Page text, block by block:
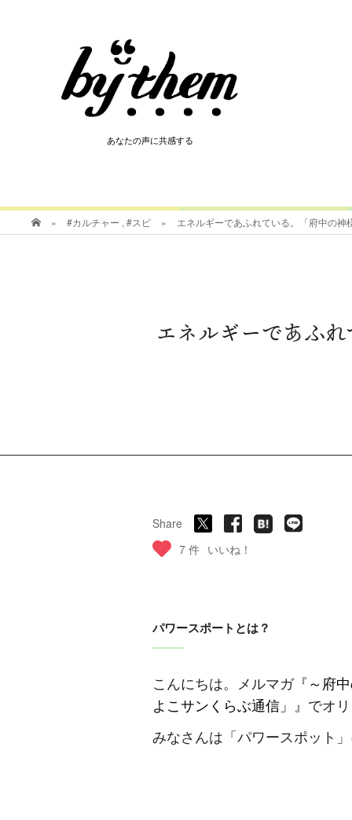
あなたの声に共感する
あなたの声に共感する
» #カルチャー , #スピ » エネルギーであふれている。「府中の
エネルギーであふ
Share
7 件 いいね！
パワースポートとは？
こんにちは。メルマガ『 ～府
よこサンくらぶ通信」 』でオ
みなさんは「パワースポット